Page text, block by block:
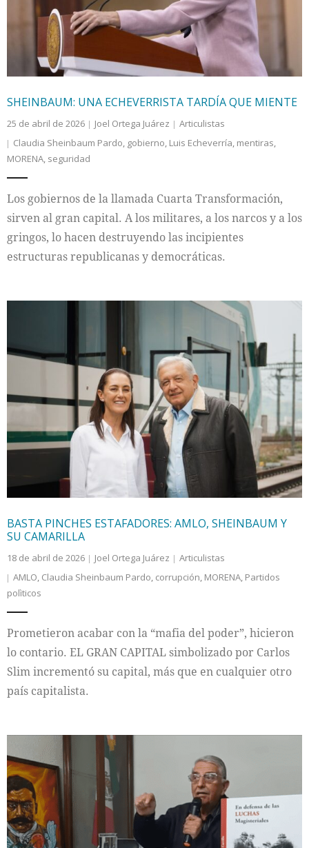
SHEINBAUM: UNA ECHEVERRISTA TARDÍA QUE MIENTE
25 de abril de 2026 Joel Ortega Juárez
Articulistas
Claudia Sheinbaum Pardo, gobierno, Luis Echeverría, mentiras,
MORENA, seguridad
Los gobiernos de la llamada Cuarta Transformación,
sirven al gran capital. A los militares, a los narcos y a los
gringos, lo hacen destruyendo las incipientes
estructuras republicanas y democráticas.
BASTA PINCHES ESTAFADORES: AMLO, SHEINBAUM Y
SU CAMARILLA
18 de abril de 2026 Joel Ortega Juárez
Articulistas
AMLO, Claudia Sheinbaum Pardo, corrupción, MORENA, Partidos
polìticos
Prometieron acabar con la “mafia del poder”, hicieron
lo contario. EL GRAN CAPITAL simbolizado por Carlos
Slim incrementó su capital, más que en cualquier otro
país capitalista.